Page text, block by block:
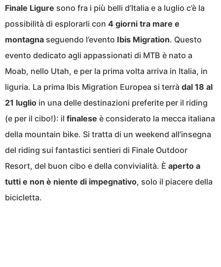
Finale Ligure sono fra i più belli d’Italia e a luglio c’è la
possibilità di esplorarli con 4 giorni tra mare e
montagna seguendo l’evento Ibis Migration. Questo
evento dedicato agli appassionati di MTB è nato a
Moab, nello Utah, e per la prima volta arriva in Italia, in
liguria. La prima Ibis Migration Europea si terrà dal 18 al
21 luglio in una delle destinazioni preferite per il riding
(e per il cibo!): il finalese è considerato la mecca italiana
della mountain bike. Si tratta di un weekend all’insegna
del riding sui fantastici sentieri di Finale Outdoor
Resort, del buon cibo e della convivialità. È aperto a
tutti e non è niente di impegnativo, solo il piacere della
bicicletta.